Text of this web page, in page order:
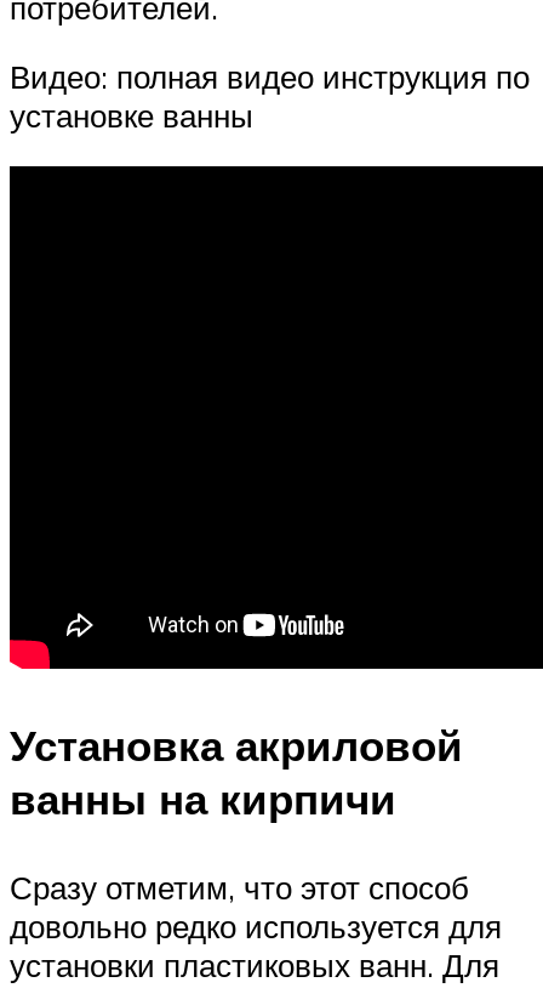
Видео: полная видео инструкция по
установке ванны
Установка акриловой
ванны на кирпичи
Сразу отметим, что этот способ
довольно редко используется для
установки пластиковых ванн. Для